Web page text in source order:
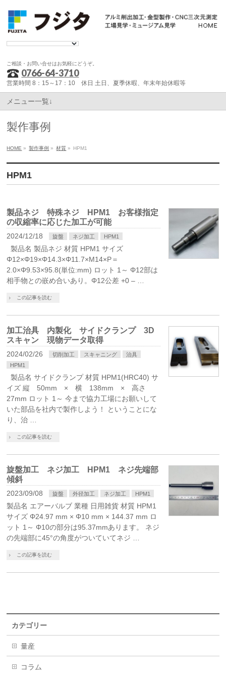
ご相談・お問い合せはお気軽にどうぞ。
0766-64-3710
営業時間 8：15～17：10 休日 土日、夏季休暇、年末年始休暇等
メニュー一覧↓
製作事例
HOME » 製作事例 » 材質 » HPM1
HPM1
製品ネジ 特殊ネジ HPM1 お客様指定
の収縮率に応じた加工が可能
2024/12/18 旋盤 ネジ加工 HPM1
製品名 製品ネジ 材質 HPM1 サイズ
Φ12×Φ19×Φ14.3×Φ11.7×M14×P＝
2.0×Φ9.53×95.8(単位:mm) ロット 1～ Φ12部は
相手物との嵌め合いあり。Φ12公差 +0 – …
この記事を読む
加工治具 内製化 サイドクランプ 3D
スキャン 現物データ取得
2024/02/26 切削加工 スキャニング
治具
HPM1
製品名 サイドクランプ 材質 HPM1(HRC40) サ
イズ 縦 50mm × 横 138mm × 高さ
27mm ロット 1～ 今まで協力工場にお願いして
いた部品を社内で製作しよう！ ということにな
り、治 …
この記事を読む
旋盤加工 ネジ加工 HPM1 ネジ先端部
傾斜
2023/09/08 旋盤 外径加工 ネジ加工 HPM1
製品名 エアーバルブ 業種 日用雑貨 材質 HPM1
サイズ Φ24.97 mm × Φ10 mm × 144.37 mm ロ
ット 1～ Φ10の部分は95.37mmあります。 ネジ
の先端部に45°の角度がついていてネジ …
この記事を読む
カテゴリー
量産
コラム